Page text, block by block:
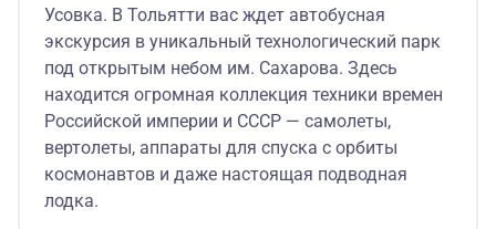
Усовка. В Тольятти вас ждет автобусная
экскурсия в уникальный технологический парк
под открытым небом им. Сахарова. Здесь
находится огромная коллекция техники времен
Российской империи и СССР — самолеты,
вертолеты, аппараты для спуска с орбиты
космонавтов и даже настоящая подводная
лодка.